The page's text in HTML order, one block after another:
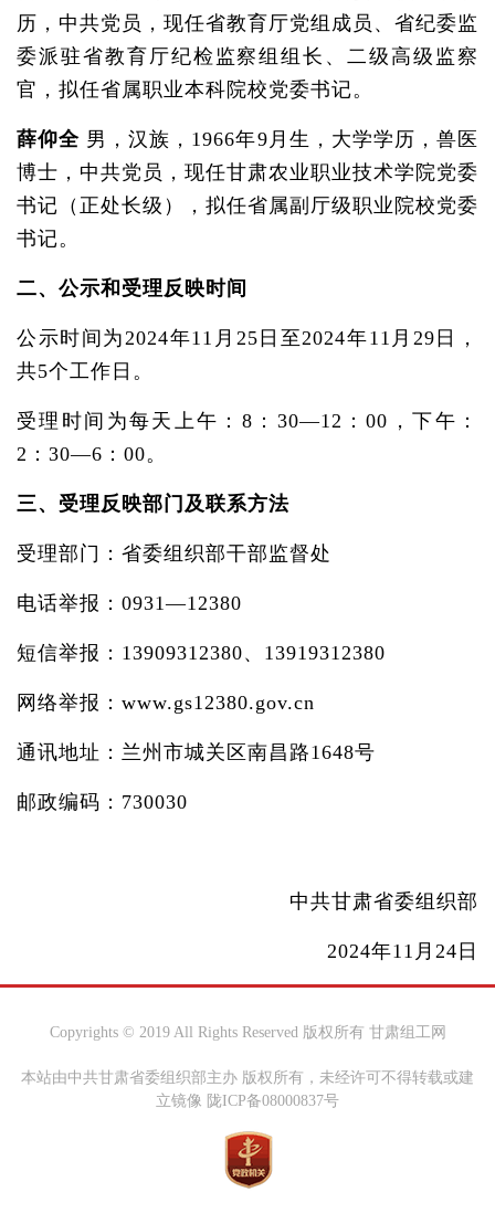
历，中共党员，现任省教育厅党组成员、省纪委监
委派驻省教育厅纪检监察组组长、二级高级监察
官，拟任省属职业本科院校党委书记。
薛仰全 男，汉族，1966年9月生，大学学历，兽医
博士，中共党员，现任甘肃农业职业技术学院党委
书记（正处长级），拟任省属副厅级职业院校党委
书记。
二、公示和受理反映时间
公示时间为2024年11月25日至2024年11月29日，
共5个工作日。
受理时间为每天上午：8：30—12：00，下午：
2：30—6：00。
三、受理反映部门及联系方法
受理部门：省委组织部干部监督处
电话举报：0931—12380
短信举报：13909312380、13919312380
网络举报：www.gs12380.gov.cn
通讯地址：兰州市城关区南昌路1648号
邮政编码：730030
中共甘肃省委组织部
2024年11月24日
Copyrights © 2019 All Rights Reserved 版权所有 甘肃组工网
本站由中共甘肃省委组织部主办 版权所有，未经许可不得转载或建
立镜像 陇ICP备08000837号